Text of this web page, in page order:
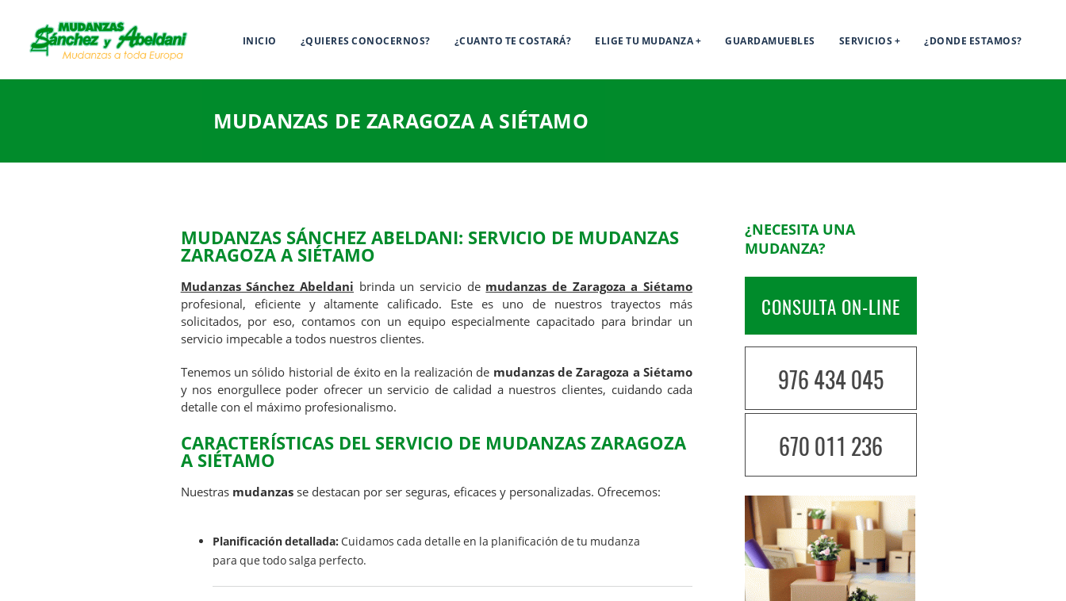
INICIO ¿QUIERES CONOCERNOS? ¿CUANTO TE COSTARÁ? ELIGE TU MUDANZA GUARDAMUEBLES SERVICIOS ¿DONDE ESTAMOS?
MUDANZAS DE ZARAGOZA A SIÉTAMO
MUDANZAS SÁNCHEZ ABELDANI: SERVICIO DE MUDANZAS
ZARAGOZA A SIÉTAMO
Mudanzas Sánchez Abeldani brinda un servicio de mudanzas de Zaragoza a Siétamo
profesional, eficiente y altamente calificado. Este es uno de nuestros trayectos más
solicitados, por eso, contamos con un equipo especialmente capacitado para brindar un
servicio impecable a todos nuestros clientes.
Tenemos un sólido historial de éxito en la realización de mudanzas de Zaragoza a Siétamo
y nos enorgullece poder ofrecer un servicio de calidad a nuestros clientes, cuidando cada
detalle con el máximo profesionalismo.
CARACTERÍSTICAS DEL SERVICIO DE MUDANZAS ZARAGOZA
A SIÉTAMO
Nuestras mudanzasse destacan por ser seguras, eficaces y personalizadas. Ofrecemos:
Planificación detallada: Cuidamos cada detalle en la planificación de tu mudanza
para que todo salga perfecto.
¿NECESITA UNA
MUDANZA?
CONSULTA ON-LINE
976 434 045
670 011 236